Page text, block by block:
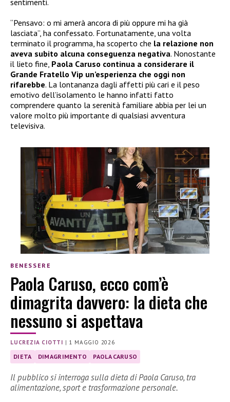
“Pensavo: o mi amerà ancora di più oppure mi ha già
lasciata”, ha confessato. Fortunatamente, una volta
terminato il programma, ha scoperto che la relazione non
aveva subito alcuna conseguenza negativa. Nonostante
il lieto fine, Paola Caruso continua a considerare il
Grande Fratello Vip un’esperienza che oggi non
rifarebbe. La lontananza dagli affetti più cari e il peso
emotivo dell’isolamento le hanno infatti fatto
comprendere quanto la serenità familiare abbia per lei un
valore molto più importante di qualsiasi avventura
televisiva.
BENESSERE
Paola Caruso, ecco com’è
dimagrita davvero: la dieta che
nessuno si aspettava
LUCREZIA CIOTTI | 1 MAGGIO 2026
DIETA DIMAGRIMENTO PAOLA CARUSO
Il pubblico si interroga sulla dieta di Paola Caruso, tra
alimentazione, sport e trasformazione personale.